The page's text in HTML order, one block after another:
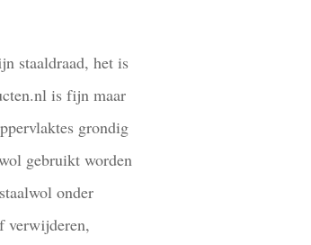
staaldraad, het is
is fijn maar
grondig
gebruikt worden
onder
verwijderen,